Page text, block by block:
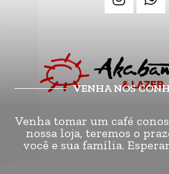
VENHA NOS
Venha tomar um café
nossa loja, teremos o
você e sua família.